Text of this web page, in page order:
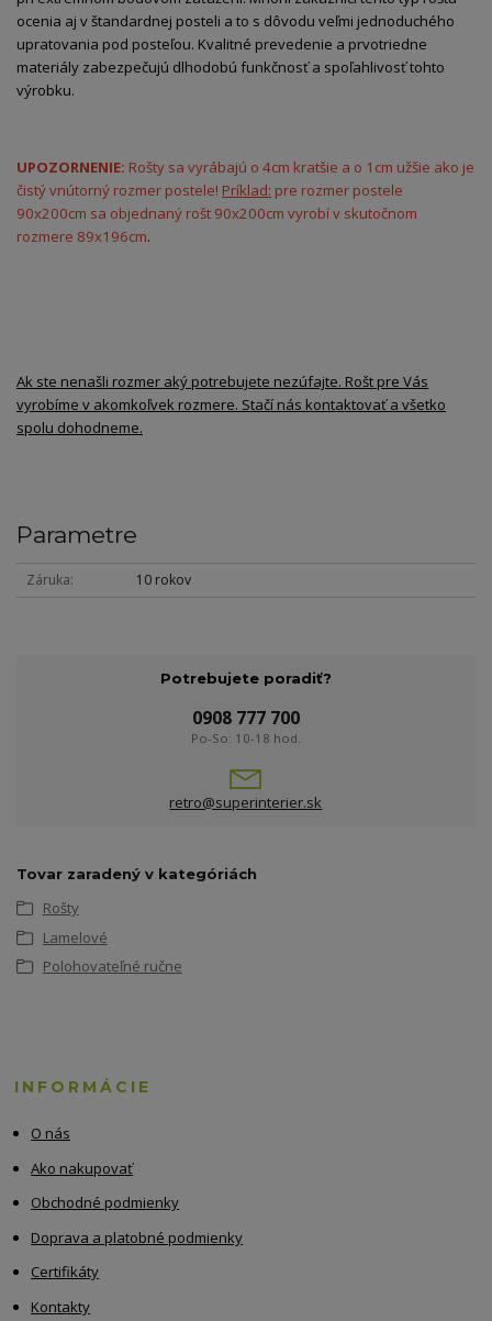
ocenia aj v štandardnej posteli a to s dôvodu veľmi jednoduchého
upratovania pod posteľou. Kvalitné prevedenie a prvotriedne
materiály zabezpečujú dlhodobú funkčnosť a spoľahlivosť tohto
výrobku.
UPOZORNENIE: Rošty sa vyrábajú o 4cm kratšie a o 1cm užšie ako je
čistý vnútorný rozmer postele! Príklad: pre rozmer postele
90x200cm sa objednaný rošt 90x200cm vyrobí v skutočnom
rozmere 89x196cm.
Ak ste nenašli rozmer aký potrebujete nezúfajte. Rošt pre Vás
vyrobíme v akomkoľvek rozmere. Stačí nás kontaktovať a všetko
spolu dohodneme.
Parametre
Záruka 10 rokov
Potrebujete poradiť?
0908 777 700
Po-So: 10-18 hod.
retro@superinterier.sk
Tovar zaradený v kategóriách
Rošty
Lamelové
Polohovateľné ručne
INFORMÁCIE
O nás
Ako nakupovať
Obchodné podmienky
Doprava a platobné podmienky
Certifikáty
Kontakty